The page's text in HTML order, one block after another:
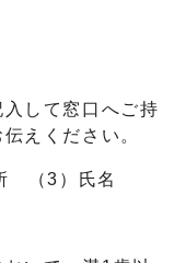
して窓口へご持
えください。
3）氏名